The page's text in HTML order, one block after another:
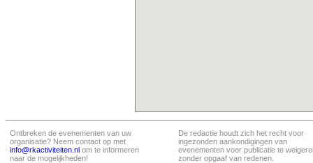
Ontbreken de evenementen van uw
organisatie? Neem contact op met
info@rkactiviteiten.nl om te informeren
naar de mogelijkheden!
De redactie houdt zich het recht voor
ingezonden aankondigingen van
evenementen voor publicatie te
zonder opgaaf van redenen.